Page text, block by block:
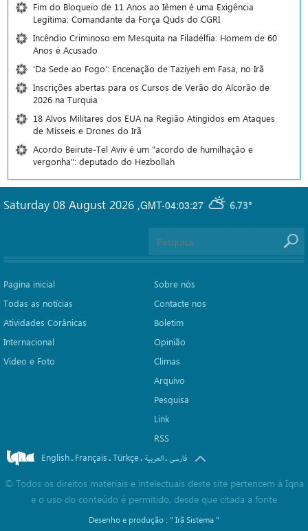
Fim do Bloqueio de 11 Anos ao Iêmen é uma Exigência
Legítima: Comandante da Força Quds do CGRI
Incêndio Criminoso em Mesquita na Filadélfia: Homem de 60
Anos é Acusado
'Da Sede ao Fogo': Encenação de Taziyeh em Fasa, no Irã
Inscrições abertas para os Cursos de Verão do Alcorão de
2026 na Turquia
18 Alvos Militares dos EUA na Região Atingidos em Ataques
de Mísseis e Drones do Irã
Acordo Beirute-Tel Aviv é um "acordo de humilhação e
vergonha": deputado do Hezbollah
GMT-04:03:27 6.73°
Saturday 08 August 2026 ,
Pagina inicial
Todas as notícias
Atividades Corânicas
Internacional
Vídeo e Foto
Sobre nós
Contacte nos
Boletim
Opinião
Climas
Arquivo
Pesquisa
Link
RSS
English. Français.Türkçe. العربیة.فارسی
© Todos os direitos materiais e intelectuais deste site pertencem à Iqna
e o uso do conteúdo é permitido, desde que citada a fonte
Desenho e produção : " Irã Sistema "